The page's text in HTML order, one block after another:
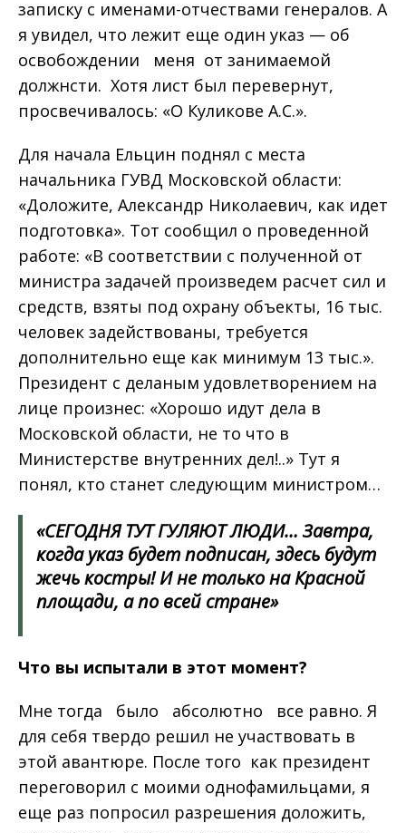
записку с именами-отчествами генералов. А
я увидел, что лежит еще один указ — об
освобождении меня от занимаемой
должнсти. Хотя лист был перевернут,
просвечивалось: «О Куликове А.С.».
Для начала Ельцин поднял с места
начальника ГУВД Московской области:
«Доложите, Александр Николаевич, как идет
подготовка». Тот сообщил о проведенной
работе: «В соответствии с полученной от
министра задачей произведем расчет сил и
средств, взяты под охрану объекты, 16 тыс.
человек задействованы, требуется
дополнительно еще как минимум 13 тыс.».
Президент с деланым удовлетворением на
лице произнес: «Хорошо идут дела в
Московской области, не то что в
Министерстве внутренних дел!..» Тут я
понял, кто станет следующим министром…
«СЕГОДНЯ ТУТ ГУЛЯЮТ ЛЮДИ… Завтра,
когда указ будет подписан, здесь будут
жечь костры! И не только на Красной
площади, а по всей стране»
Что вы испытали в этот момент?
Мне тогда было абсолютно все равно. Я
для себя твердо решил не участвовать в
этой авантюре. После того как президент
переговорил с моими однофамильцами, я
еще раз попросил разрешения доложить,